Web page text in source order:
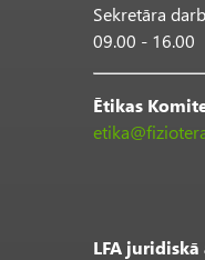
Sekretāra
09.00 - 16.00
Ētikas
LFA juridiskā